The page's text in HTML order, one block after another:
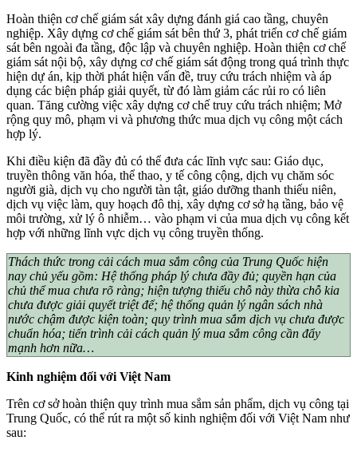
Hoàn thiện cơ chế giám sát xây dựng đánh giá cao tầng, chuyên
nghiệp. Xây dựng cơ chế giám sát bên thứ 3, phát triển cơ chế giám
sát bên ngoài đa tầng, độc lập và chuyên nghiệp. Hoàn thiện cơ chế
giám sát nội bộ, xây dựng cơ chế giám sát động trong quá trình thực
hiện dự án, kịp thời phát hiện vấn đề, truy cứu trách nhiệm và áp
dụng các biện pháp giải quyết, từ đó làm giảm các rủi ro có liên
quan. Tăng cường việc xây dựng cơ chế truy cứu trách nhiệm; Mở
rộng quy mô, phạm vi và phương thức mua dịch vụ công một cách
hợp lý.
Khi điều kiện đã đầy đủ có thể đưa các lĩnh vực sau: Giáo dục,
truyền thông văn hóa, thể thao, y tế công cộng, dịch vụ chăm sóc
người già, dịch vụ cho người tàn tật, giáo dưỡng thanh thiếu niên,
dịch vụ việc làm, quy hoạch đô thị, xây dựng cơ sở hạ tầng, bảo vệ
môi trường, xử lý ô nhiễm… vào phạm vi của mua dịch vụ công kết
hợp với những lĩnh vực dịch vụ công truyền thống.
Thách thức trong cải cách mua sắm công của Trung Quốc hiện
nay chủ yếu gồm: Hệ thống pháp lý chưa đầy đủ; quyền hạn của
chủ thể mua chưa rõ ràng; hiện tượng thiếu chỗ này thừa chỗ kia
chưa được giải quyết triệt để; hệ thống quản lý ngân sách nhà
nước chậm được kiện toàn; quy trình mua sắm dịch vụ chưa được
chuẩn hóa; tiến trình cải cách quản lý mua sắm công cần đẩy
mạnh hơn nữa…
Kinh nghiệm đối với Việt Nam
Trên cơ sở hoàn thiện quy trình mua sắm sản phẩm, dịch vụ công tại
Trung Quốc, có thể rút ra một số kinh nghiệm đối với Việt Nam như
sau: